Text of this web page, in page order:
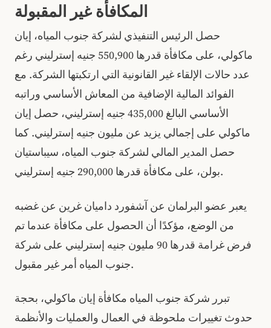
المكافأة غير المقبولة
حصل الرئيس التنفيذي لشركة جنوب المياه، إيان
ماكولي، على مكافأة قدرها 550,900 جنيه إسترليني رغم
عدد حالات الإلقاء غير القانونية التي ارتكبتها الشركة. مع
الفوائد المالية الإضافية من المعاش الأساسي وراتبه
الأساسي البالغ 435,000 جنيه إسترليني، حصل إيان
ماكولي على إجمالي يزيد عن مليون جنيه إسترليني. كما
حصل المدير المالي لشركة جنوب المياه، سيباستيان
بولن، على مكافأة قدرها 290,000 جنيه إسترليني.
يعبر عضو البرلمان عن آشفورد داميان غرين عن غضبه
من الوضع، مؤكدًا أن الحصول على مكافأة عندما تم
فرض غرامة قدرها 90 مليون جنيه إسترليني على شركة
جنوب المياه أمر غير مقبول.
تبرر شركة جنوب المياه مكافأة إيان ماكولي، بحجة
حدوث تغييرات ملحوظة في العمال والعمليات والأنظمة